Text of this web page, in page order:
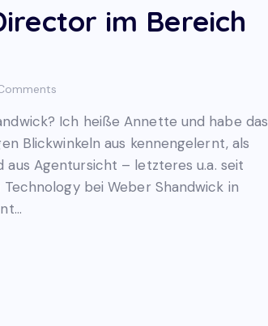
im Bereich
Ich heiße Annette und habe das
Blickwinkeln aus kennengelernt, als
aus Agentursicht – letzteres u.a. seit
bei Weber Shandwick in